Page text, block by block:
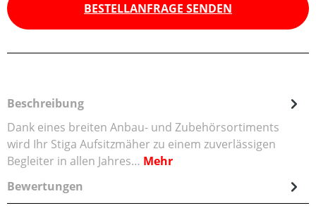
BESTELLANFRAGE SENDEN
Beschreibung
Dank eines breiten Anbau- und Zubehörsortiments
wird Ihr Stiga Aufsitzmäher zu einem zuverlässigen
Begleiter in allen Jahres… Mehr
Bewertungen